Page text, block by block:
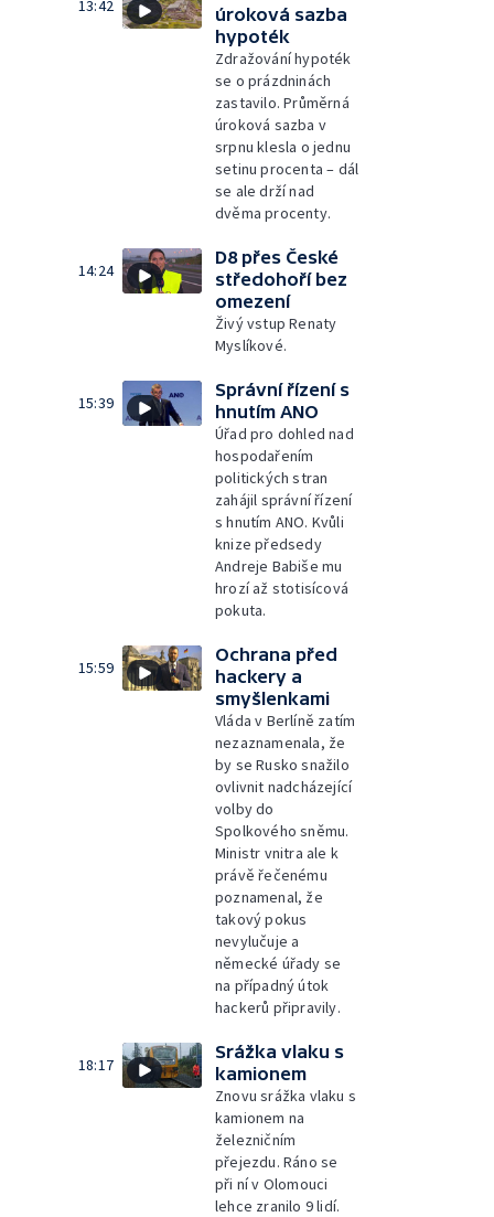
13:42
úroková sazba
hypoték
Zdražování hypoték
se o prázdninách
zastavilo. Průměrná
úroková sazba v
srpnu klesla o jednu
setinu procenta – dál
se ale drží nad
dvěma procenty.
14:24
D8 přes České
středohoří bez
omezení
Živý vstup Renaty
Myslíkové.
15:39
Správní řízení s
hnutím ANO
Úřad pro dohled nad
hospodařením
politických stran
zahájil správní řízení
s hnutím ANO. Kvůli
knize předsedy
Andreje Babiše mu
hrozí až stotisícová
pokuta.
15:59
Ochrana před
hackery a
smyšlenkami
Vláda v Berlíně zatím
nezaznamenala, že
by se Rusko snažilo
ovlivnit nadcházející
volby do
Spolkového sněmu.
Ministr vnitra ale k
právě řečenému
poznamenal, že
takový pokus
nevylučuje a
německé úřady se
na případný útok
hackerů připravily.
18:17
Srážka vlaku s
kamionem
Znovu srážka vlaku s
kamionem na
železničním
přejezdu. Ráno se
při ní v Olomouci
lehce zranilo 9 lidí.